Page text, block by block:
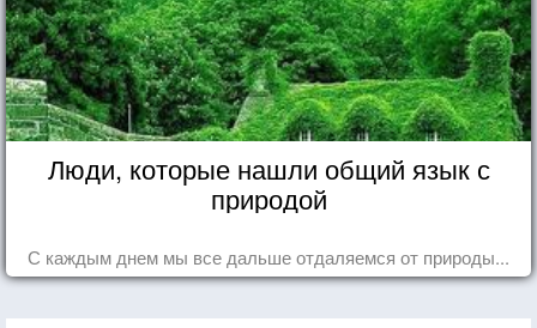
Люди, которые нашли общий язык с
природой
С каждым днем мы все дальше отдаляемся от природы...